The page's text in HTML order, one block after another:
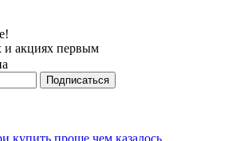
и акциях первым
купить проще чем казалось